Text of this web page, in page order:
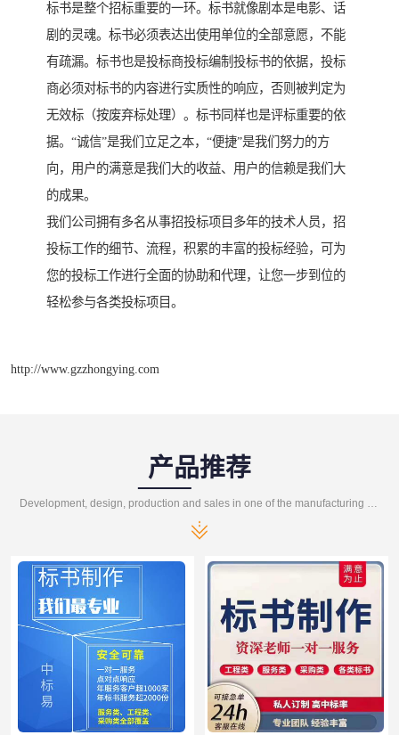
标书是整个招标重要的一环。标书就像剧本是电影、话
剧的灵魂。标书必须表达出使用单位的全部意愿，不能
有疏漏。标书也是投标商投标编制投标书的依据，投标
商必须对标书的内容进行实质性的响应，否则被判定为
无效标（按废弃标处理）。标书同样也是评标重要的依
据。“诚信”是我们立足之本，“便捷”是我们努力的方
向，用户的满意是我们大的收益、用户的信赖是我们大
的成果。
我们公司拥有多名从事招投标项目多年的技术人员，招
投标工作的细节、流程，积累的丰富的投标经验，可为
您的投标工作进行全面的协助和代理，让您一步到位的
轻松参与各类投标项目。
http://www.gzzhongying.com
产品推荐